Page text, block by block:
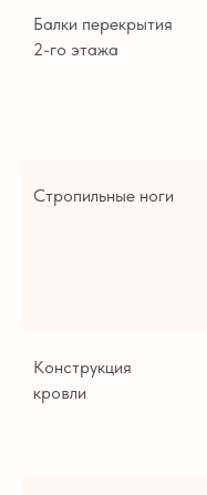
Балки перекрытия
2-го этажа
Стропильные ноги
Конструкция
кровли